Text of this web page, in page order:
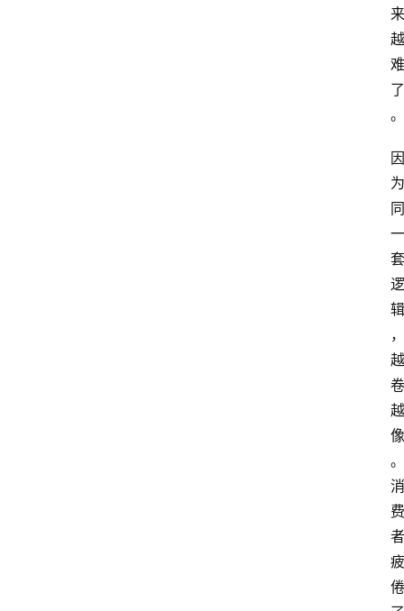
来
越
难
了
。
因
为
同
一
套
逻
辑
，
越
卷
越
像
。
消
费
者
疲
倦